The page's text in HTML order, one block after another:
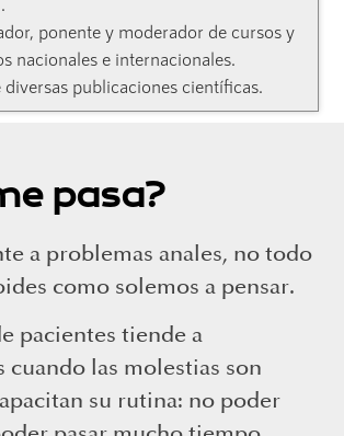
ponente y moderador de cursos y
nacionales e internacionales.
publicaciones científicas.
pasa?
a problemas anales, no todo
como solemos a pensar.
pacientes tiende a
cuando las molestias son
su rutina: no poder